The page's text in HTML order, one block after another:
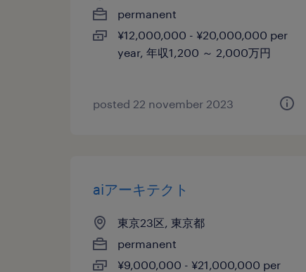
permanent
¥12,000,000 - ¥20,000,000 per
year, 年収1,200 ～ 2,000万円
posted 22 november 2023
aiアーキテクト
東京23区, 東京都
permanent
¥9,000,000 - ¥21,000,000 per